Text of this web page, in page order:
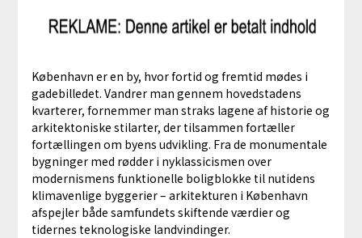
København er en by, hvor fortid og fremtid mødes i
gadebilledet. Vandrer man gennem hovedstadens
kvarterer, fornemmer man straks lagene af historie og
arkitektoniske stilarter, der tilsammen fortæller
fortællingen om byens udvikling. Fra de monumentale
bygninger med rødder i nyklassicismen over
modernismens funktionelle boligblokke til nutidens
klimavenlige byggerier – arkitekturen i København
afspejler både samfundets skiftende værdier og
tidernes teknologiske landvindinger.